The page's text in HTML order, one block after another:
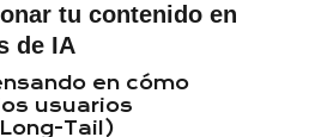
tu contenido en
de IA
en cómo
usuarios
Tail)